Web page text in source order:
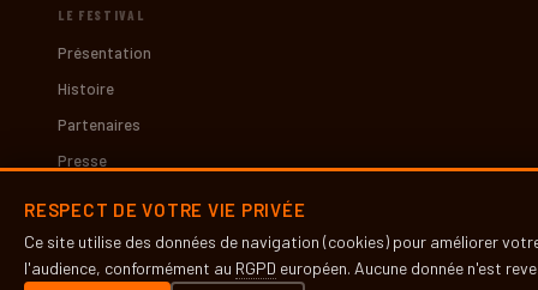
LE FESTIVAL
Présentation
Histoire
Partenaires
Presse
Contact
RESPECT DE VOTRE VIE PRIVÉE
Ce site utilise des données de navigation (cookies) pour améliorer
l'audience, conformément au RGPD européen. Aucune donnée n'est